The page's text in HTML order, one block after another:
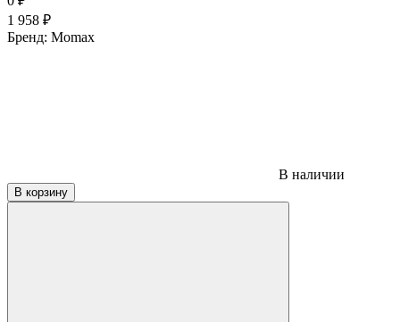
1 958 ₽
Бренд: Momax
В наличии
В корзину